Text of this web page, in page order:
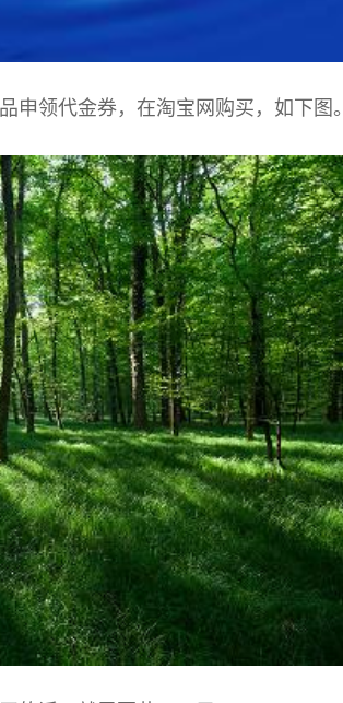
申领代金券，在淘宝网购买，如下图。